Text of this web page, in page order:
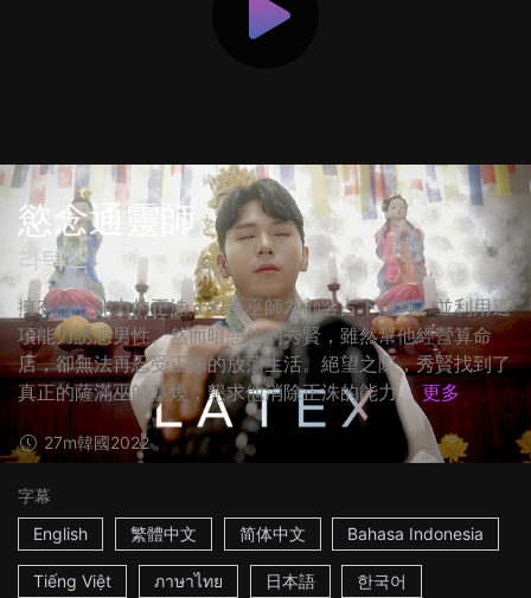
慾念通靈師
라텍스
擁有讀心能力的正洙，假扮巫師為顧客占卜賺錢，並利用這
項能力誘惑男性。然而暗戀他的秀賢，雖然幫他經營算命
店，卻無法再忍受正洙的放蕩生活。絕望之際，秀賢找到了
真正的薩滿巫師基煥，懇求他消除正洙的能力。 更多
27m韓國2022
字幕
English
繁體中文 简体中文 Bahasa Indonesia
Tiếng Việt ภาษาไทย 日本語 한국어